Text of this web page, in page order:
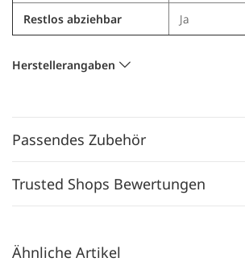
Restlos abziehbar Ja
Herstellerangaben
Passendes Zubehör
Trusted Shops Bewertungen
Ähnliche Artikel